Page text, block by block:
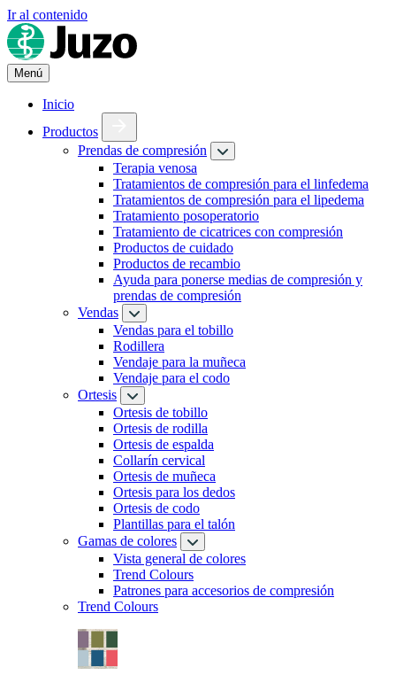
Ir al contenido
Menú
Inicio
Productos
Prendas de compresión
Terapia venosa
Tratamientos de compresión para el linfedema
Tratamientos de compresión para el lipedema
Tratamiento posoperatorio
Tratamiento de cicatrices con compresión
Productos de cuidado
Productos de recambio
Ayuda para ponerse medias de compresión y
prendas de compresión
Vendas
Vendas para el tobillo
Rodillera
Vendaje para la muñeca
Vendaje para el codo
Ortesis
Ortesis de tobillo
Ortesis de rodilla
Ortesis de espalda
Collarín cervical
Ortesis de muñeca
Ortesis para los dedos
Ortesis de codo
Plantillas para el talón
Gamas de colores
Vista general de colores
Trend Colours
Patrones para accesorios de compresión
Trend Colours